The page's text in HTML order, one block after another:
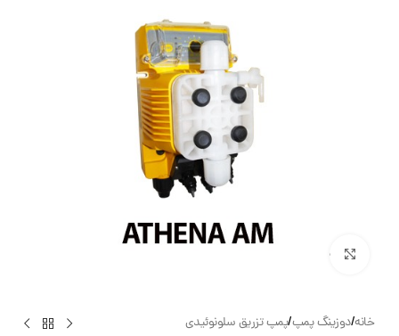
بزرگنمایی تصویر
خانه/دوزینگ پمپ/پمپ تزریق سلونوئیدی